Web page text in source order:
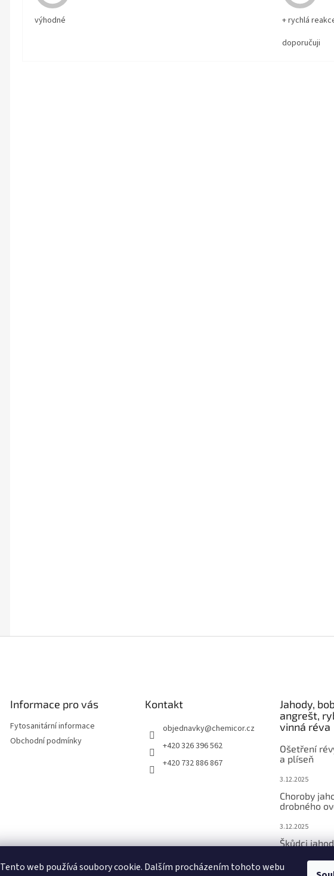
Tento web používá soubory cookie. Dalším procházením tohoto webu
výhodné
+ rychlá
doporučuji
Informace pro vás
Fytosanitární informace
Obchodní podmínky
Kontakt
objednavky@chemicor.cz
+420 326 396 562
+420 732 886 867
Jahody,
angrešt,
vinná réva
Ošetření
a plíseň
3.12.2025
Choroby
drobného
3.12.2025
Škůdci